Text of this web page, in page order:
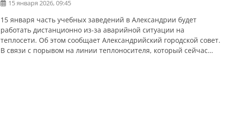
15 января 2026, 09:45
15 января часть учебных заведений в Александрии будет
работать дистанционно из-за аварийной ситуации на
теплосети. Об этом сообщает Александрийский городской совет.
В связи с порывом на линии теплоносителя, который сейчас